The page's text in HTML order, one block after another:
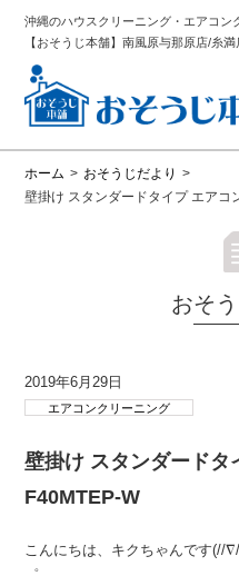
沖縄のハウスクリーニング・エアコン
【おそうじ本舗】南風原与那原店/糸満
ホーム > おそうじだより
>
壁掛け スタンダードタイプ エア
おそ
2019年6月29日
エアコンクリーニング
壁掛け スタンダード
F40MTEP-W
こんにちは、キクちゃんです(//
゜